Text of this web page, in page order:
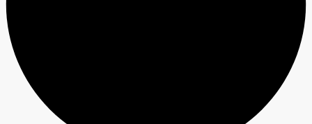
수 있습니다.
제7조(이용신청의 승낙)
① 회원이 신청서의 모든 사항을 정확히 기재하여 이용신청을
하였을 경우에 특별한 사정이 없는 한 서비스 이용신청을 승낙
계약 또는 청약철회 등에 관한 기록 : 5년 (전자상거래등에서의
소비자보호에 관한 법률)
대금결제 및 재화 등의 공급에 관한 기록 : 5년 (전자상거래등에
서의 소비자보호에 관한 법률)
소비자의 불만 또는 분쟁처리에 관한 기록 : 3년 (전자상거래등
에서의 소비자보호에 관한 법률)